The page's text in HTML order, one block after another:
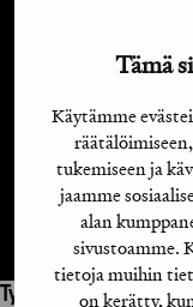
Tämä
Käytämme
tukemiseen ja
jaamme
alan
sivustoamme.
tietoja muihin
on kerätty,
Työhön